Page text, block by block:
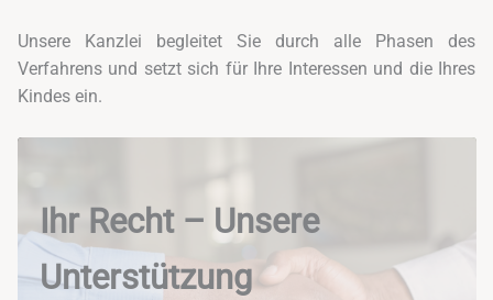
Unsere Kanzlei begleitet Sie durch alle Phasen des
Verfahrens und setzt sich für Ihre Interessen und die Ihres
Kindes ein.
Ihr Recht – Unsere
Unterstützung